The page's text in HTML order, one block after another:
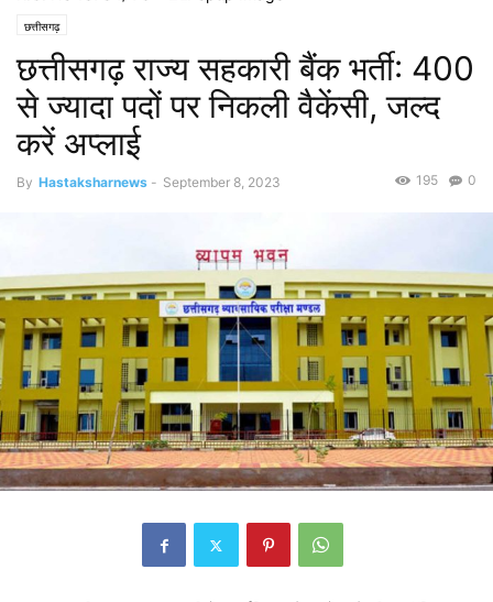
छत्तीसगढ़
छत्तीसगढ़ राज्य सहकारी बैंक भर्ती: 400
से ज्यादा पदों पर निकली वैकेंसी, जल्द
करें अप्लाई
By Hastaksharnews - September 8, 2023 0
195